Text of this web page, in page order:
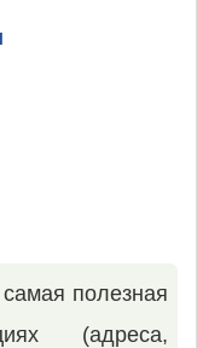
полезная
(адреса,